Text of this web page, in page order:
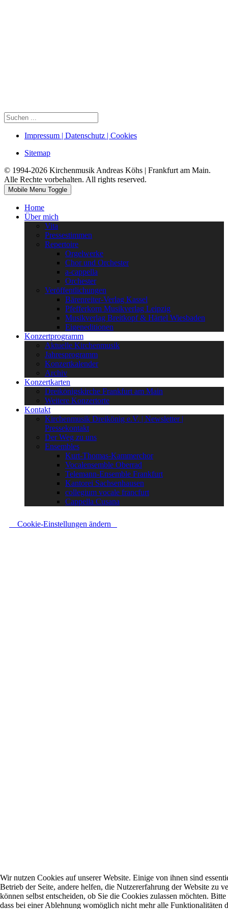
Impressum | Datenschutz | Cookies
Sitemap
© 1994-2026 Kirchenmusik Andreas Köhs | Frankfurt am Main.
Alle Rechte vorbehalten. All rights reserved.
Mobile Menu Toggle
Home
Über mich
Vita
Pressestimmen
Repertoire
Orgelwerke
Chor und Orchester
a-cappella
Orchester
Veröffentlichungen
Bärenreiter-Verlag Kassel
Pfefferkorn Musikverlag Leipzig
Musikverlag Breitkopf & Härtel Wiesbaden
Eigeneditionen
Konzertprogramm
Aktuelle Kirchenmusik
Jahresprogramm
Konzertkalender
Archiv
Konzertkarten
Dreikönigskirche Frankfurt am Main
Weitere Konzertorte
Kontakt
Kirchenmusik Dreikönig e.V. | Newsletter |
Pressekontakt
Der Weg zu uns
Ensembles
Kurt-Thomas-Kammerchor
Vocalensemble Oberrad
Telemann-Ensemble Frankfurt
Kantorei Sachsenhausen
collegium vocale francfurt
Cappella Cusana
Cookie-Einstellungen ändern
Wir nutzen Cookies auf unserer Website. Einige von ihnen sind
Betrieb der Seite, andere helfen, die Nutzererfahrung der Website zu
können selbst entscheiden, ob Sie die Cookies zulassen möchten. Bitte
dass bei einer Ablehnung womöglich nicht mehr alle Funktionalitäten